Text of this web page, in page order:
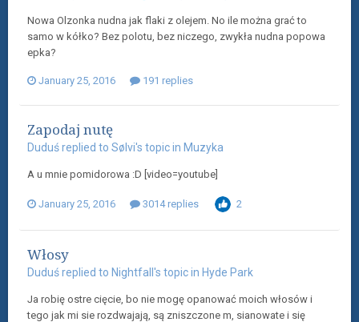
Nowa Olzonka nudna jak flaki z olejem. No ile można grać to
samo w kółko? Bez polotu, bez niczego, zwykła nudna popowa
epka?
January 25, 2016 191 replies
Zapodaj nutę
Duduśreplied to Sølvi's topic in Muzyka
A u mnie pomidorowa :D [video=youtube]
January 25, 2016 3014 replies 2
Włosy
Duduśreplied to Nightfall 's topic in Hyde Park
Ja robię ostre cięcie, bo nie mogę opanować moich włosów i
tego jak mi sie rozdwajają, są zniszczone m, sianowate i się